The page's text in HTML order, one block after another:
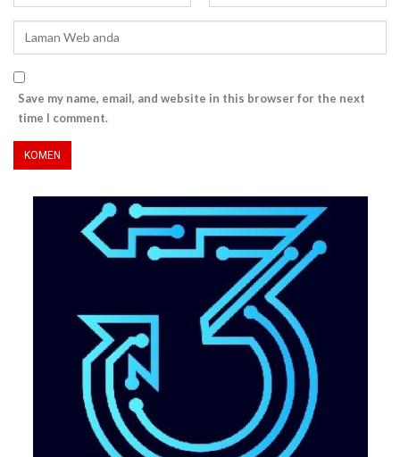
Save my name, email, and website in this browser for the next
time I comment.